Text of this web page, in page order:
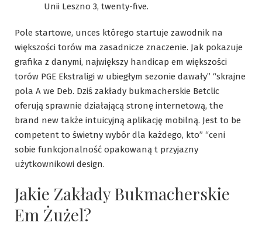
Unii Leszno 3, twenty-five.
Pole startowe, unces którego startuje zawodnik na
większości torów ma zasadnicze znaczenie. Jak pokazuje
grafika z danymi, największy handicap em większości
torów PGE Ekstraligi w ubiegłym sezonie dawały” “skrajne
pola A we Deb. Dziś zakłady bukmacherskie Betclic
oferują sprawnie działającą stronę internetową, the
brand new także intuicyjną aplikację mobilną. Jest to be
competent to świetny wybór dla każdego, kto” “ceni
sobie funkcjonalność opakowaną t przyjazny
użytkownikowi design.
Jakie Zakłady Bukmacherskie
Em Żużel?